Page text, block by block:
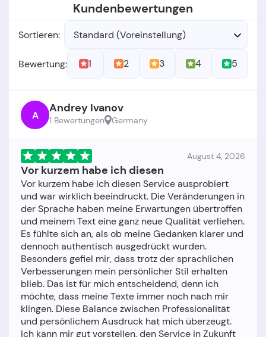
Kundenbewertungen
Sortieren: Standard (Voreinstellung)
Bewertung: 1 2 3 4 5
A Andrey Ivanov
1 Bewertungen Germany
August 4, 2026
Vor kurzem habe ich diesen
Vor kurzem habe ich diesen Service ausprobiert
und war wirklich beeindruckt. Die Veränderungen in
der Sprache haben meine Erwartungen übertroffen
und meinem Text eine ganz neue Qualität verliehen.
Es fühlte sich an, als ob meine Gedanken klarer und
dennoch authentisch ausgedrückt wurden.
Besonders gefiel mir, dass trotz der sprachlichen
Verbesserungen mein persönlicher Stil erhalten
blieb. Das ist für mich entscheidend, denn ich
möchte, dass meine Texte immer noch nach mir
klingen. Diese Balance zwischen Professionalität
und persönlichem Ausdruck hat mich überzeugt.
Ich kann mir gut vorstellen, den Service in Zukunft